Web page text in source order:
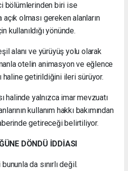
bölümlerinden biri ise
açık olması gereken alanların
kullanıldığı yönünde.
alanı ve yürüyüş yolu olarak
otelin animasyon ve eğlence
haline getirildiğini ileri sürüyor.
halinde yalnızca imar mevzuatı
kullanım hakkı bakımından
getireceği belirtiliyor.
DÖNDÜ İDDİASI
da sınırlı değil.